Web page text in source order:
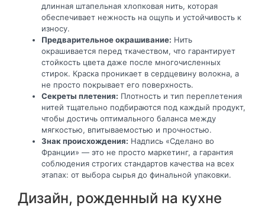
длинная штапельная хлопковая нить, которая
обеспечивает нежность на ощупь и устойчивость к
износу.
Предварительное окрашивание: Нить
окрашивается перед ткачеством, что гарантирует
стойкость цвета даже после многочисленных
стирок. Краска проникает в сердцевину волокна, а
не просто покрывает его поверхность.
Секреты плетения: Плотность и тип переплетения
нитей тщательно подбираются под каждый продукт,
чтобы достичь оптимального баланса между
мягкостью, впитываемостью и прочностью.
Знак происхождения: Надпись «Сделано во
Франции» — это не просто маркетинг, а гарантия
соблюдения строгих стандартов качества на всех
этапах: от выбора сырья до финальной упаковки.
Дизайн, рожденный на кухне